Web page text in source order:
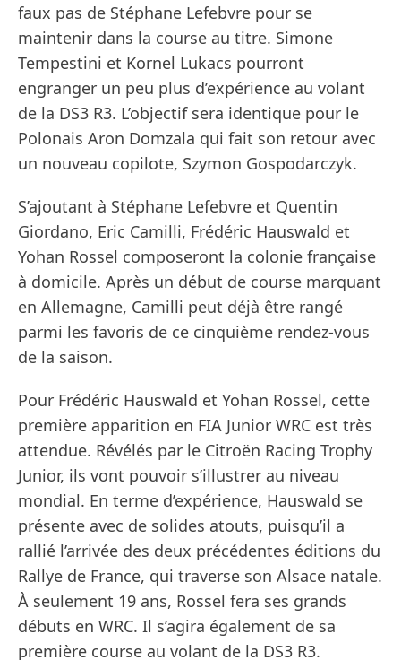
faux pas de Stéphane Lefebvre pour se
maintenir dans la course au titre. Simone
Tempestini et Kornel Lukacs pourront
engranger un peu plus d’expérience au volant
de la DS3 R3. L’objectif sera identique pour le
Polonais Aron Domzala qui fait son retour avec
un nouveau copilote, Szymon Gospodarczyk.
S’ajoutant à Stéphane Lefebvre et Quentin
Giordano, Eric Camilli, Frédéric Hauswald et
Yohan Rossel composeront la colonie française
à domicile. Après un début de course marquant
en Allemagne, Camilli peut déjà être rangé
parmi les favoris de ce cinquième rendez-vous
de la saison.
Pour Frédéric Hauswald et Yohan Rossel, cette
première apparition en FIA Junior WRC est très
attendue. Révélés par le Citroën Racing Trophy
Junior, ils vont pouvoir s’illustrer au niveau
mondial. En terme d’expérience, Hauswald se
présente avec de solides atouts, puisqu’il a
rallié l’arrivée des deux précédentes éditions du
Rallye de France, qui traverse son Alsace natale.
À seulement 19 ans, Rossel fera ses grands
débuts en WRC. Il s’agira également de sa
première course au volant de la DS3 R3.